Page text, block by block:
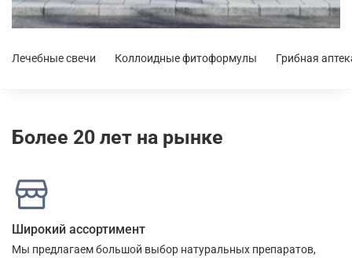
Лечебные свечи Коллоидные фитоформулы Грибная
Более 20 лет на рынке
Широкий ассортимент
Мы предлагаем большой выбор натуральных препаратов,